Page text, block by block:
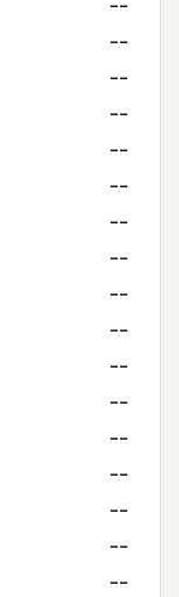
--
--
--
--
--
--
--
--
--
--
--
--
--
--
--
--